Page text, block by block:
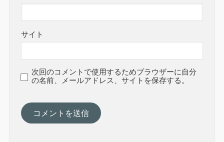
サイト
次回のコメントで使用するためブラウザーに自分
の名前、メールアドレス、サイトを保存する。